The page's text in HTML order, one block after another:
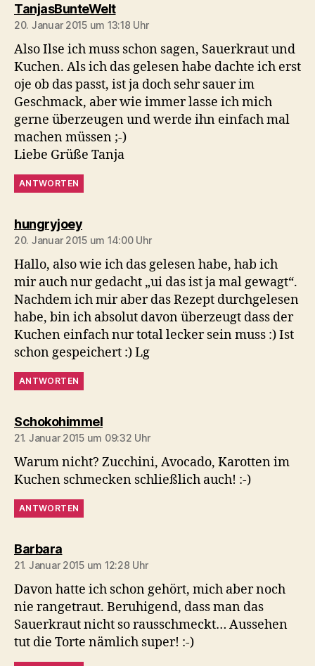
TanjasBunteWeltsagt:
20. Januar 2015 um 13:18 Uhr
Also Ilse ich muss schon sagen, Sauerkraut und
Kuchen. Als ich das gelesen habe dachte ich erst
oje ob das passt, ist ja doch sehr sauer im
Geschmack, aber wie immer lasse ich mich
gerne überzeugen und werde ihn einfach mal
machen müssen ;-)
Liebe Grüße Tanja
ANTWORTEN
hungryjoeysagt:
20. Januar 2015 um 14:00 Uhr
Hallo, also wie ich das gelesen habe, hab ich
mir auch nur gedacht „ui das ist ja mal gewagt“.
Nachdem ich mir aber das Rezept durchgelesen
habe, bin ich absolut davon überzeugt dass der
Kuchen einfach nur total lecker sein muss :) Ist
schon gespeichert :) Lg
ANTWORTEN
Schokohimmelsagt:
21. Januar 2015 um 09:32 Uhr
Warum nicht? Zucchini, Avocado, Karotten im
Kuchen schmecken schließlich auch! :-)
ANTWORTEN
Barbarasagt:
21. Januar 2015 um 12:28 Uhr
Davon hatte ich schon gehört, mich aber noch
nie rangetraut. Beruhigend, dass man das
Sauerkraut nicht so rausschmeckt… Aussehen
tut die Torte nämlich super! :-)